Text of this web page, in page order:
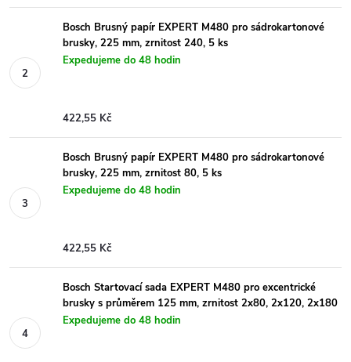
Bosch Brusný papír EXPERT M480 pro sádrokartonové
brusky, 225 mm, zrnitost 240, 5 ks
Expedujeme do 48 hodin
422,55 Kč
Bosch Brusný papír EXPERT M480 pro sádrokartonové
brusky, 225 mm, zrnitost 80, 5 ks
Expedujeme do 48 hodin
422,55 Kč
Bosch Startovací sada EXPERT M480 pro excentrické
brusky s průměrem 125 mm, zrnitost 2x80, 2x120, 2x180
Expedujeme do 48 hodin